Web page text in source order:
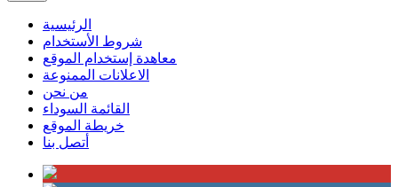
الرئيسية
شروط الأستخدام
معاهدة إستخدام الموقع
الاعلانات الممنوعة
من نحن
القائمة السوداء
خريطة الموقع
أتصل بنا